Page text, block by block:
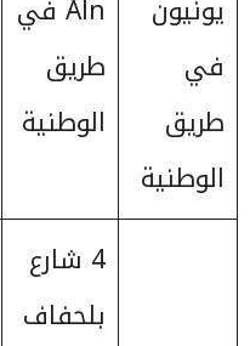
يونيون
في
طريق
الوطنية
Aln في
طريق
الوطنية
4 شارع
بلحفاف